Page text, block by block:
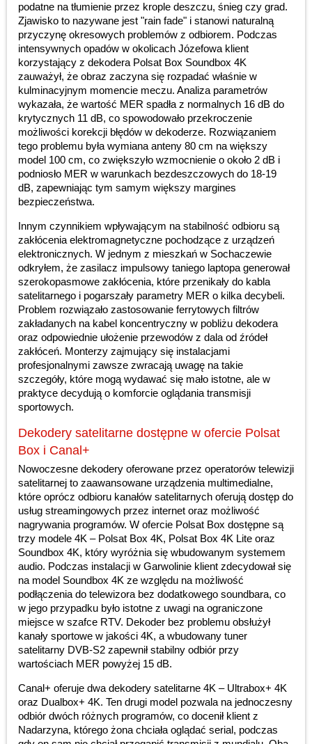
podatne na tłumienie przez krople deszczu, śnieg czy grad.
Zjawisko to nazywane jest "rain fade" i stanowi naturalną
przyczynę okresowych problemów z odbiorem. Podczas
intensywnych opadów w okolicach Józefowa klient
korzystający z dekodera Polsat Box Soundbox 4K
zauważył, że obraz zaczyna się rozpadać właśnie w
kulminacyjnym momencie meczu. Analiza parametrów
wykazała, że wartość MER spadła z normalnych 16 dB do
krytycznych 11 dB, co spowodowało przekroczenie
możliwości korekcji błędów w dekoderze. Rozwiązaniem
tego problemu była wymiana anteny 80 cm na większy
model 100 cm, co zwiększyło wzmocnienie o około 2 dB i
podniosło MER w warunkach bezdeszczowych do 18-19
dB, zapewniając tym samym większy margines
bezpieczeństwa.
Innym czynnikiem wpływającym na stabilność odbioru są
zakłócenia elektromagnetyczne pochodzące z urządzeń
elektronicznych. W jednym z mieszkań w Sochaczewie
odkryłem, że zasilacz impulsowy taniego laptopa generował
szerokopasmowe zakłócenia, które przenikały do kabla
satelitarnego i pogarszały parametry MER o kilka decybeli.
Problem rozwiązało zastosowanie ferrytowych filtrów
zakładanych na kabel koncentryczny w pobliżu dekodera
oraz odpowiednie ułożenie przewodów z dala od źródeł
zakłóceń. Monterzy zajmujący się instalacjami
profesjonalnymi zawsze zwracają uwagę na takie
szczegóły, które mogą wydawać się mało istotne, ale w
praktyce decydują o komforcie oglądania transmisji
sportowych.
Dekodery satelitarne dostępne w ofercie Polsat
Box i Canal+
Nowoczesne dekodery oferowane przez operatorów telewizji
satelitarnej to zaawansowane urządzenia multimedialne,
które oprócz odbioru kanałów satelitarnych oferują dostęp do
usług streamingowych przez internet oraz możliwość
nagrywania programów. W ofercie Polsat Box dostępne są
trzy modele 4K – Polsat Box 4K, Polsat Box 4K Lite oraz
Soundbox 4K, który wyróżnia się wbudowanym systemem
audio. Podczas instalacji w Garwolinie klient zdecydował się
na model Soundbox 4K ze względu na możliwość
podłączenia do telewizora bez dodatkowego soundbara, co
w jego przypadku było istotne z uwagi na ograniczone
miejsce w szafce RTV. Dekoder bez problemu obsłużył
kanały sportowe w jakości 4K, a wbudowany tuner
satelitarny DVB-S2 zapewnił stabilny odbiór przy
wartościach MER powyżej 15 dB.
Canal+ oferuje dwa dekodery satelitarne 4K – Ultrabox+ 4K
oraz Dualbox+ 4K. Ten drugi model pozwala na jednoczesny
odbiór dwóch różnych programów, co docenił klient z
Nadarzyna, którego żona chciała oglądać serial, podczas